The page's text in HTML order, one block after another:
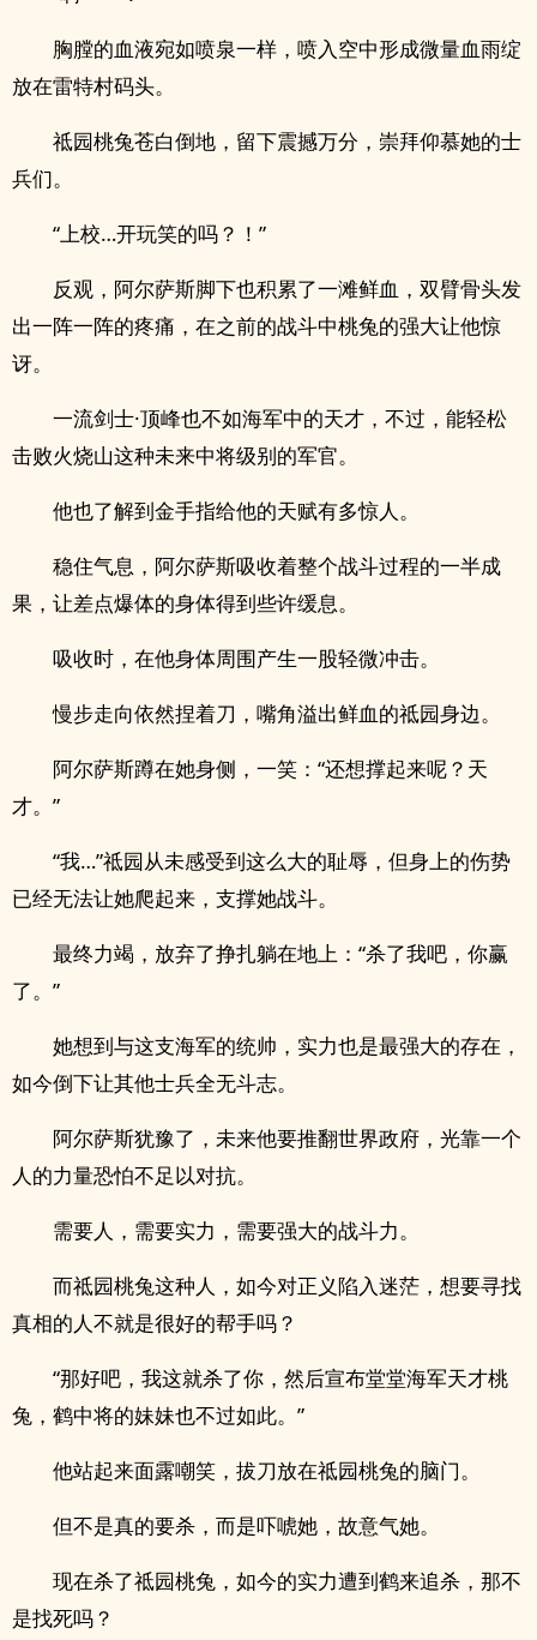
胸膛的血液宛如喷泉一样，喷入空中形成微量血雨绽
放在雷特村码头。
祗园桃兔苍白倒地，留下震撼万分，崇拜仰慕她的士
兵们。
“上校…开玩笑的吗？！”
反观，阿尔萨斯脚下也积累了一滩鲜血，双臂骨头发
出一阵一阵的疼痛，在之前的战斗中桃兔的强大让他惊
讶。
一流剑士·顶峰也不如海军中的天才，不过，能轻松
击败火烧山这种未来中将级别的军官。
他也了解到金手指给他的天赋有多惊人。
稳住气息，阿尔萨斯吸收着整个战斗过程的一半成
果，让差点爆体的身体得到些许缓息。
吸收时，在他身体周围产生一股轻微冲击。
慢步走向依然捏着刀，嘴角溢出鲜血的祗园身边。
阿尔萨斯蹲在她身侧，一笑：“还想撑起来呢？天
才。”
“我…”祗园从未感受到这么大的耻辱，但身上的伤势
已经无法让她爬起来，支撑她战斗。
最终力竭，放弃了挣扎躺在地上：“杀了我吧，你赢
了。”
她想到与这支海军的统帅，实力也是最强大的存在，
如今倒下让其他士兵全无斗志。
阿尔萨斯犹豫了，未来他要推翻世界政府，光靠一个
人的力量恐怕不足以对抗。
需要人，需要实力，需要强大的战斗力。
而祗园桃兔这种人，如今对正义陷入迷茫，想要寻找
真相的人不就是很好的帮手吗？
“那好吧，我这就杀了你，然后宣布堂堂海军天才桃
兔，鹤中将的妹妹也不过如此。”
他站起来面露嘲笑，拔刀放在祗园桃兔的脑门。
但不是真的要杀，而是吓唬她，故意气她。
现在杀了祗园桃兔，如今的实力遭到鹤来追杀，那不
是找死吗？